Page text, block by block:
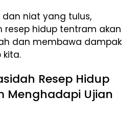
dan niat yang tulus,
resep hidup tentram akan
dan membawa dampak
Resep Hidup
Menghadapi Ujian